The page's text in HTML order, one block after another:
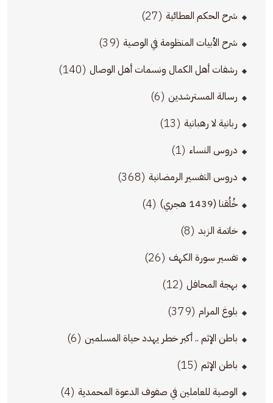
شرح الحكم العطائية (27)
شرح الأبيات المنظومة في الوصية (39)
رشفات أهل الكمال ونسمات أهل الوصال (140)
رسالة المسترشدين (6)
ربانية لا رهبانية (13)
دروس النساء (1)
دروس التفسير الرمضانية (368)
خُلُقنا (1439 هجري) (4)
خاتمة الزبد (8)
تفسير سورة الكهف (26)
بهجة المحافل (12)
بلوغ المرام (379)
باطن الإثم .. أكبر خطر يهدد حياة المسلمين (6)
باطن الإثم (15)
الوصية للعاملين في صفوف الدعوة المحمدية (4)